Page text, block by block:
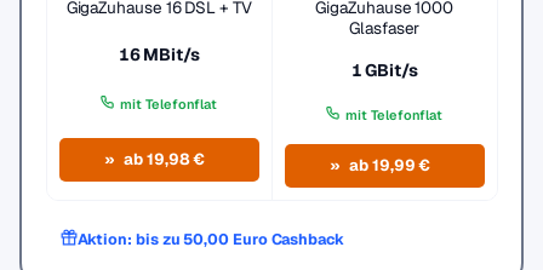
GigaZuhause 16 DSL + TV
16 MBit/s
mit Telefonflat
ab 19,98 €
GigaZuhause 1000
Glasfaser
1 GBit/s
mit Telefonflat
ab 19,99 €
Aktion: bis zu 50,00 Euro Cashback